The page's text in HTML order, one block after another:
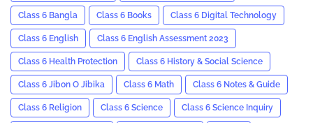
Class 6 Bangla Class 6 Books Class 6 Digital Technology
Class 6 English Class 6 English Assessment 2023
Class 6 Health Protection Class 6 History & Social Science
Class 6 Jibon O Jibika Class 6 Math Class 6 Notes & Guide
Class 6 Religion Class 6 Science Class 6 Science Inquiry